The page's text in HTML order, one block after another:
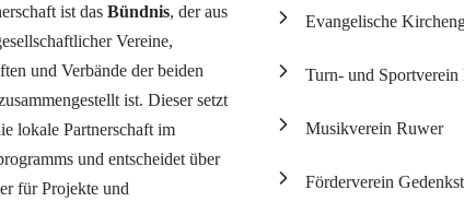
ist das Bündnis, der aus
Vereine,
und Verbände der beiden
ist. Dieser setzt
lokale Partnerschaft im
und entscheidet über
für Projekte und
Evangelische
Turn- und Sportverein
Musikverein Ruwer
Förderverein